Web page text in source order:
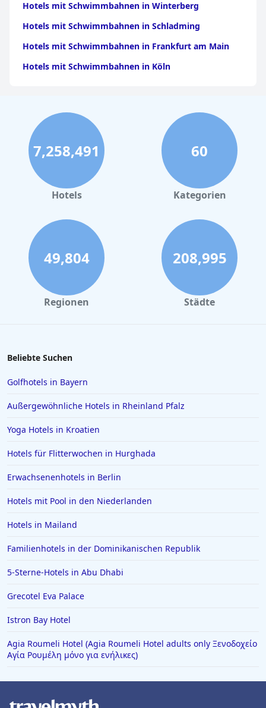
Hotels mit Schwimmbahnen in Winterberg
Hotels mit Schwimmbahnen in Schladming
Hotels mit Schwimmbahnen in Frankfurt am Main
Hotels mit Schwimmbahnen in Köln
7,258,491
Hotels
60
Kategorien
49,804
Regionen
208,995
Städte
Beliebte Suchen
Golfhotels in Bayern
Außergewöhnliche Hotels in Rheinland Pfalz
Yoga Hotels in Kroatien
Hotels für Flitterwochen in Hurghada
Erwachsenenhotels in Berlin
Hotels mit Pool in den Niederlanden
Hotels in Mailand
Familienhotels in der Dominikanischen Republik
5-Sterne-Hotels in Abu Dhabi
Grecotel Eva Palace
Istron Bay Hotel
Agia Roumeli Hotel (Agia Roumeli Hotel adults only Ξενοδοχείο
Αγία Ρουμέλη μόνο για ενήλικες)